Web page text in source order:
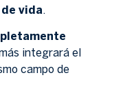
vida .
integrará el
campo de